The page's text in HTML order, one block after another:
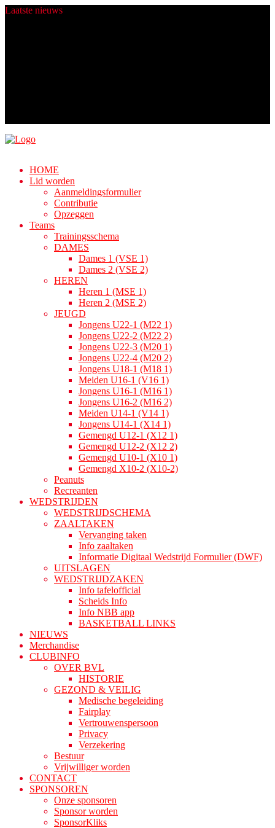
Laatste nieuws
HOME
Lid worden
Aanmeldingsformulier
Contributie
Opzeggen
Teams
Trainingsschema
DAMES
Dames 1 (VSE 1)
Dames 2 (VSE 2)
HEREN
Heren 1 (MSE 1)
Heren 2 (MSE 2)
JEUGD
Jongens U22-1 (M22 1)
Jongens U22-2 (M22 2)
Jongens U22-3 (M20 1)
Jongens U22-4 (M20 2)
Jongens U18-1 (M18 1)
Meiden U16-1 (V16 1)
Jongens U16-1 (M16 1)
Jongens U16-2 (M16 2)
Meiden U14-1 (V14 1)
Jongens U14-1 (X14 1)
Gemengd U12-1 (X12 1)
Gemengd U12-2 (X12 2)
Gemengd U10-1 (X10 1)
Gemengd X10-2 (X10-2)
Peanuts
Recreanten
WEDSTRIJDEN
WEDSTRIJDSCHEMA
ZAALTAKEN
Vervanging taken
Info zaaltaken
Informatie Digitaal Wedstrijd Formulier (DWF)
UITSLAGEN
WEDSTRIJDZAKEN
Info tafelofficial
Scheids Info
Info NBB app
BASKETBALL LINKS
NIEUWS
Merchandise
CLUBINFO
OVER BVL
HISTORIE
GEZOND & VEILIG
Medische begeleiding
Fairplay
Vertrouwenspersoon
Privacy
Verzekering
Bestuur
Vrijwilliger worden
CONTACT
SPONSOREN
Onze sponsoren
Sponsor worden
SponsorKliks